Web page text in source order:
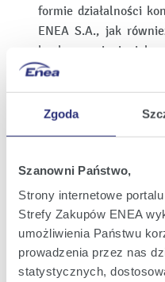
Zgoda
Szanowni Państwo,
Strony internetowe
Strefy Zakupów ENEA
umożliwienia Państwu
prowadzenia przez nas
statystycznych,
formie działalności
ENEA S.A., jak
konkurencyjnej,
spółki osobowej lub
kapitałowej oraz
konkurencyjnej
prowadzonym na
źródło: biznes.pap.pl
Wydrukuj
stronę